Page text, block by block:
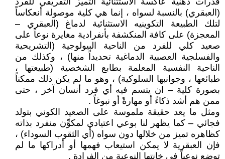
(العبقري) بالنسبة لسواه ، إنما هي كلية موصولة أنعكاساً
لتلك الطبيعة التكوينيه الاستثنائية لدماغ (العبقري –
المعجزة) على كافة المنكشفة بأنفرادية مغايرة نوعاً على
صعيد كلي للفرد من الناحية البيولوجية (التشريحية
والفسلجية العصبية الدماغية تحديداً منها) ، وكذلك من
الناحية النفسية المعلمة بطابع الشخصية (طبيعتها ،
طبائعها ، وجوانبها السلوكية) ، وهو ما لم يكن ذلك ممكناً
بصورة كلية – ان يتسم فيه أي فرد أنسان آخر ، حتى
ممن هم أشد ذكاءً أو مهارةً أو نبوغاً .
ومثل ما يعد حقيقة ملموسة على الصعيد الكوني بتولد
فجائي – كما يظهر لنا بوعي اعتيادي لمكوِّن منفرد بذاته
كظاهره تميز من خلالها دون سواه (أي الثقوب السوداء) ،
فإن العبقرية لا يمكن استيعاب فهمها أو أدراكها ما لم
توضع نوعياً في خانتها النوعية من الفرادة .